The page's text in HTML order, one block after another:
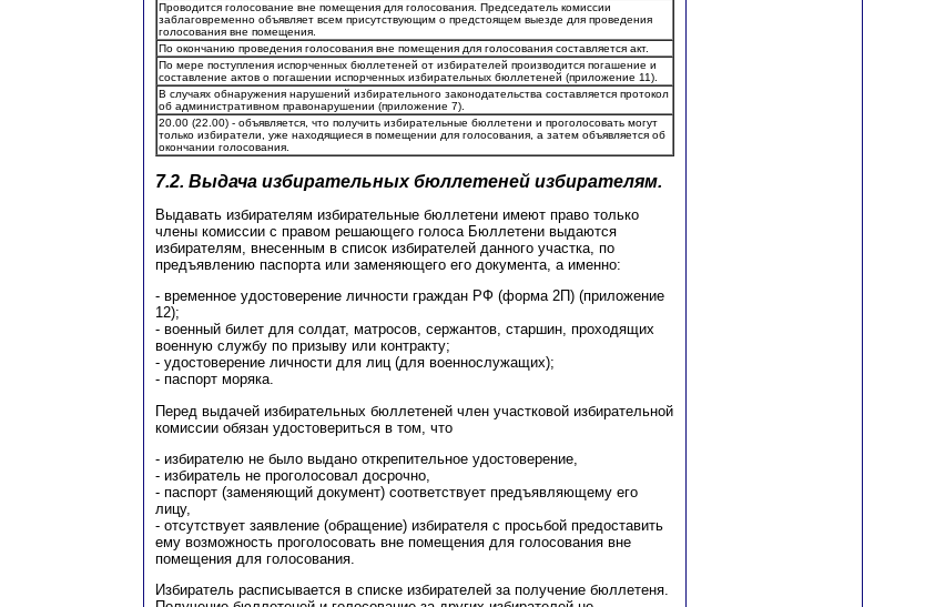
Проводится голосование вне помещения для голосования. Председатель комиссии
заблаговременно объявляет всем присутствующим о предстоящем выезде для проведения
голосования вне помещения.
По окончанию проведения голосования вне помещения для голосования составляется акт.
По мере поступления испорченных бюллетеней от избирателей производится погашение и
составление актов о погашении испорченных избирательных бюллетеней (приложение 11).
В случаях обнаружения нарушений избирательного законодательства составляется протокол
об административном правонарушении (приложение 7).
20.00 (22.00) - объявляется, что получить избирательные бюллетени и проголосовать могут
только избиратели, уже находящиеся в помещении для голосования, а затем объявляется об
окончании голосования.
7.2. Выдача избирательных бюллетеней избирателям.
Выдавать избирателям избирательные бюллетени имеют право только
члены комиссии с правом решающего голоса Бюллетени выдаются
избирателям, внесенным в список избирателей данного участка, по
предъявлению паспорта или заменяющего его документа, а именно:
- временное удостоверение личности граждан РФ (форма 2П) (приложение
12);
- военный билет для солдат, матросов, сержантов, старшин, проходящих
военную службу по призыву или контракту;
- удостоверение личности для лиц (для военнослужащих);
- паспорт моряка.
Перед выдачей избирательных бюллетеней член участковой избирательной
комиссии обязан удостовериться в том, что
- избирателю не было выдано открепительное удостоверение,
- избиратель не проголосовал досрочно,
- паспорт (заменяющий документ) соответствует предъявляющему его
лицу,
- отсутствует заявление (обращение) избирателя с просьбой предоставить
ему возможность проголосовать вне помещения для голосования вне
помещения для голосования.
Избиратель расписывается в списке избирателей за получение бюллетеня.